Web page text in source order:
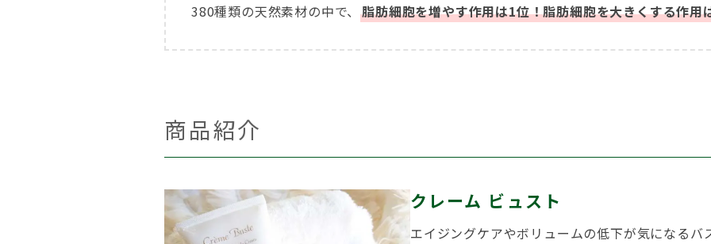
380種類の天然素材の中で、脂肪細胞を増やす作用は1位！脂肪細胞を大きくする作用
商品紹介
クレーム ビュスト
エイジングケアやボリュームの低下が気になるバ